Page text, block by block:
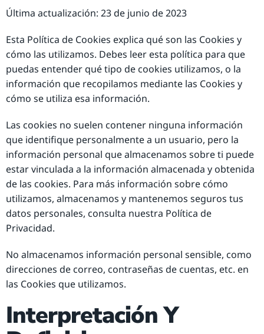
Última actualización: 23 de junio de 2023
Esta Política de Cookies explica qué son las Cookies y
cómo las utilizamos. Debes leer esta política para que
puedas entender qué tipo de cookies utilizamos, o la
información que recopilamos mediante las Cookies y
cómo se utiliza esa información.
Las cookies no suelen contener ninguna información
que identifique personalmente a un usuario, pero la
información personal que almacenamos sobre ti puede
estar vinculada a la información almacenada y obtenida
de las cookies. Para más información sobre cómo
utilizamos, almacenamos y mantenemos seguros tus
datos personales, consulta nuestra Política de
Privacidad.
No almacenamos información personal sensible, como
direcciones de correo, contraseñas de cuentas, etc. en
las Cookies que utilizamos.
Interpretación Y